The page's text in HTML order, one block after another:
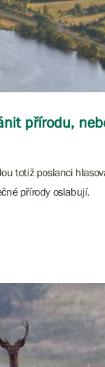
přírodu,
totiž poslanci
přírody oslabují.